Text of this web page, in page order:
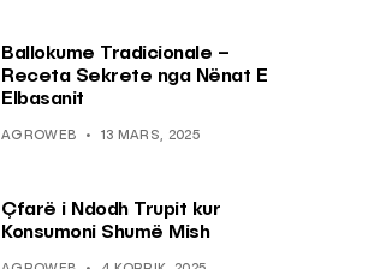
Ballokume Tradicionale –
Receta Sekrete nga Nënat E
Elbasanit
AGROWEB 13 MARS, 2025
Çfarë i Ndodh Trupit kur
Konsumoni Shumë Mish